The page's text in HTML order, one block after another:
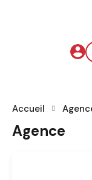
Accueil
Agence